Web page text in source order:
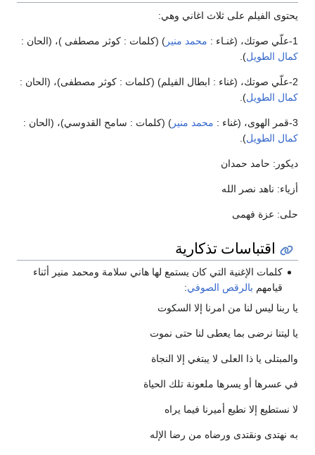
يحتوى الفيلم على ثلاث اغاني وهي:
1-علّي صوتك، (غنـاء : محمد منير ) (كلمات : كوثر مصطفى )، (الحان :
كمال الطويل).
2-علّي صوتك، (غناء : ابطال الفيلم) (كلمات : كوثر مصطفى)، (الحان :
كمال الطويل).
3-قمر الهوى، (غناء : محمد منير ) (كلمات : سامح القدوسي)، (الحان :
كمال الطويل).
ديكور: حامد حمدان
أزياء: ناهد نصر الله
حلى: عزة فهمى
اقتباسات تذكارية
كلمات الإغنية التي كان يستمع لها هاني سلامة ومحمد منير أثناء
قيامهم بالرقص الصوفي:
يا ربنا ليس لنا من امرنا إلا السكوت
يا ليتنا نرضى بما يعطى لنا حتى نموت
والمبتلى يا ذا العلى لا يبتغي إلا النجاة
في عسرها أو يسرها ملعونة تلك الحياة
لا نستطيع إلا نطيع أميرنا فيما يراه
به نهتدى ونقتدى ورضاه من رضا الإله